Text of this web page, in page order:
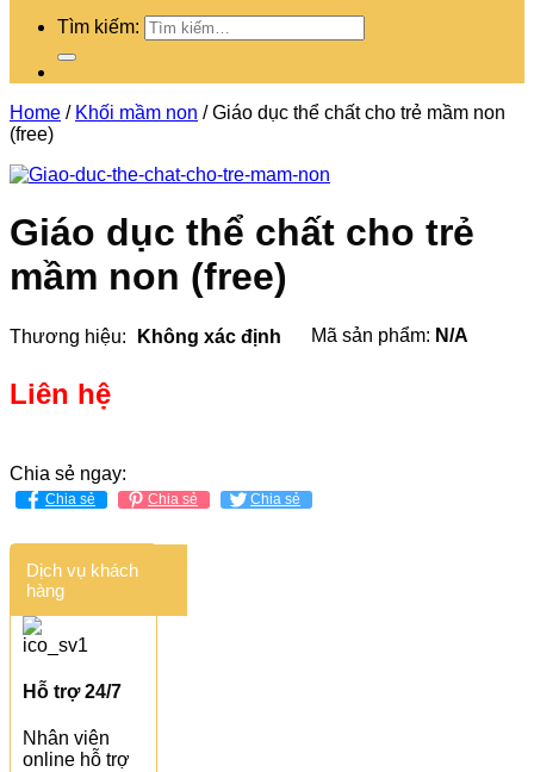
Tìm kiếm:
Home / Khối mầm non /Giáo dục thể chất cho trẻ mầm non
(free)
Giáo dục thể chất cho trẻ
mầm non (free)
Thương hiệu: Không xác định Mã sản phẩm: N/A
Liên hệ
Chia sẻ ngay:
Chia sẻ Chia sẻ Chia sẻ
Dịch vụ khách
hàng
Hỗ trợ 24/7
Nhân viên
online hỗ trợ